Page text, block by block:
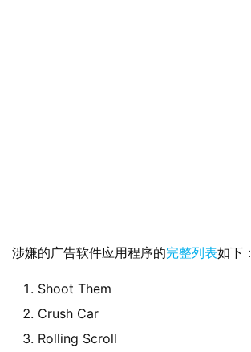
业
W
涉嫌的广告软件应用程序的完整列表如下：
Shoot Them
Crush Car
Rolling Scroll